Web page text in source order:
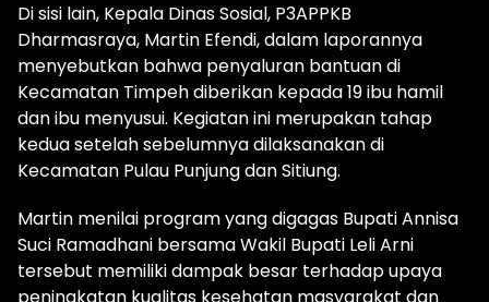
Di sisi lain, Kepala Dinas Sosial, P3APPKB
Dharmasraya, Martin Efendi, dalam laporannya
menyebutkan bahwa penyaluran bantuan di
Kecamatan Timpeh diberikan kepada 19 ibu hamil
dan ibu menyusui. Kegiatan ini merupakan tahap
kedua setelah sebelumnya dilaksanakan di
Kecamatan Pulau Punjung dan Sitiung.
Martin menilai program yang digagas Bupati Annisa
Suci Ramadhani bersama Wakil Bupati Leli Arni
tersebut memiliki dampak besar terhadap upaya